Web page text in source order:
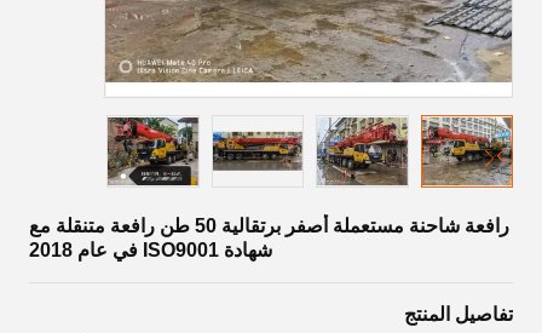
رافعة شاحنة مستعملة أصفر برتقالية 50 طن رافعة متنقلة مع
شهادة ISO9001 في عام 2018
تفاصيل المنتج